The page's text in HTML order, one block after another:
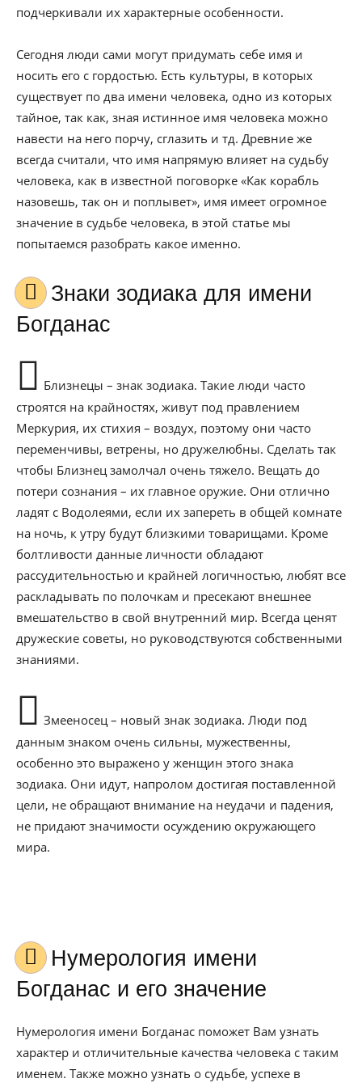
подчеркивали их характерные особенности.
Сегодня люди сами могут придумать себе имя и
носить его с гордостью. Есть культуры, в которых
существует по два имени человека, одно из которых
тайное, так как, зная истинное имя человека можно
навести на него порчу, сглазить и тд. Древние же
всегда считали, что имя напрямую влияет на судьбу
человека, как в известной поговорке «Как корабль
назовешь, так он и поплывет», имя имеет огромное
значение в судьбе человека, в этой статье мы
попытаемся разобрать какое именно.
Знаки зодиака для имени
Богданас
Близнецы – знак зодиака. Такие люди часто
строятся на крайностях, живут под правлением
Меркурия, их стихия – воздух, поэтому они часто
переменчивы, ветрены, но дружелюбны. Сделать так
чтобы Близнец замолчал очень тяжело. Вещать до
потери сознания – их главное оружие. Они отлично
ладят с Водолеями, если их запереть в общей комнате
на ночь, к утру будут близкими товарищами. Кроме
болтливости данные личности обладают
рассудительностью и крайней логичностью, любят все
раскладывать по полочкам и пресекают внешнее
вмешательство в свой внутренний мир. Всегда ценят
дружеские советы, но руководствуются собственными
знаниями.
Змееносец – новый знак зодиака. Люди под
данным знаком очень сильны, мужественны,
особенно это выражено у женщин этого знака
зодиака. Они идут, напролом достигая поставленной
цели, не обращают внимание на неудачи и падения,
не придают значимости осуждению окружающего
мира.
Нумерология имени
Богданас и его значение
Нумерология имени Богданас поможет Вам узнать
характер и отличительные качества человека с таким
именем. Также можно узнать о судьбе, успехе в